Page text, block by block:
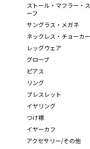
ストール・マフラー・
ーフ
サングラス・メガネ
ネックレス・チョーカー
レッグウェア
グローブ
ピアス
リング
ブレスレット
イヤリング
つけ襟
イヤーカフ
アクセサリー/その他